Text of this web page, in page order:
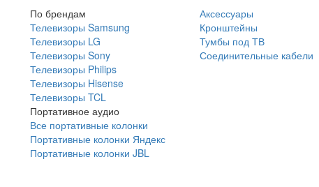
По брендам
Телевизоры Samsung
Телевизоры LG
Телевизоры Sony
Телевизоры Philips
Телевизоры Hisense
Телевизоры TCL
Портативное аудио
Все портативные колонки
Портативные колонки Яндекс
Портативные колонки JBL
Аксессуары
Кронштейны
Тумбы под ТВ
Соединительные кабели